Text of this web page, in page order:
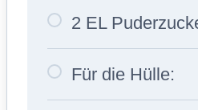
2 EL
Für die Hülle: